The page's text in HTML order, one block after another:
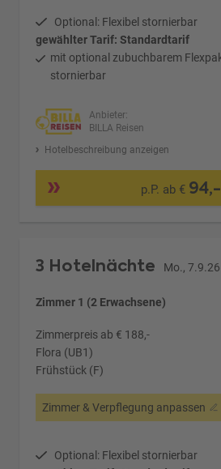
Optional: Flexibel stornierbar
gewählter Tarif: Standardtarif
mit optional zubuchbarem
stornierbar
Anbieter:
BILLA Reisen
Hotelbeschreibung anzeigen
p.P. ab € 94,-
3 Hotelnächte Mo., 7.9.26
Zimmer 1 (2 Erwachsene)
Zimmerpreis ab € 188,-
Flora (UB1)
Frühstück (F)
Zimmer & Verpflegung anpassen
Optional: Flexibel stornierbar